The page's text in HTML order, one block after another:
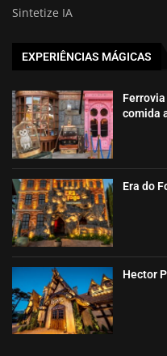
Sintetize IA
EXPERIÊNCIAS MÁGICAS
comida
Era do
Hector